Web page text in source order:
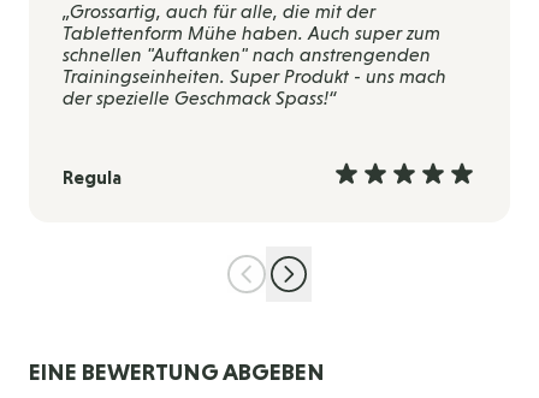
„Grossartig, auch für alle, die mit der
Tablettenform Mühe haben. Auch super zum
schnellen "Auftanken" nach anstrengenden
Trainingseinheiten. Super Produkt - uns mach
der spezielle Geschmack Spass!“
Regula
EINE BEWERTUNG ABGEBEN